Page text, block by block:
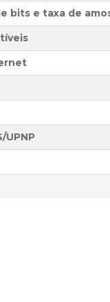
bits e taxa de
UPNP